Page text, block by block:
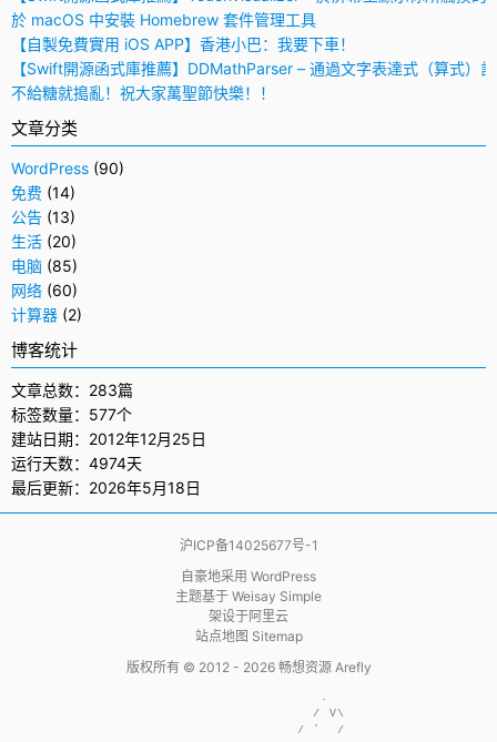
於 macOS 中安裝 Homebrew 套件管理工具
【自製免費實用 iOS APP】香港小巴：我要下車！
【Swift開源函式庫推薦】DDMathParser – 通過文字表達式（算式）
不給糖就搗亂！祝大家萬聖節快樂！！
文章分类
WordPress (90)
免费 (14)
公告 (13)
生活 (20)
电脑 (85)
网络 (60)
计算器 (2)
博客统计
文章总数：283篇
标签数量：577个
建站日期：2012年12月25日
运行天数：4974天
最后更新：2026年5月18日
沪ICP备14025677号-1
自豪地采用 WordPress
主题基于 Weisay Simple
架设于阿里云
站点地图 Sitemap
版权所有 © 2012 - 2026 畅想资源 Arefly
                     .
                    / V\
                  / `  /